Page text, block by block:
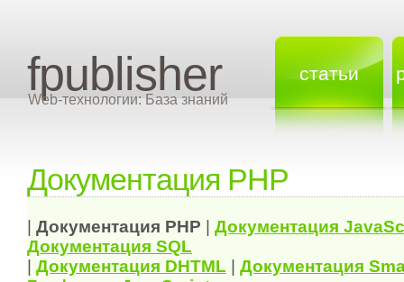
fpublisher
Web-технологии: База знаний
статьи
Документация PHP
Документация PHP Документация
Документация SQL
Документация DHTML
Документация